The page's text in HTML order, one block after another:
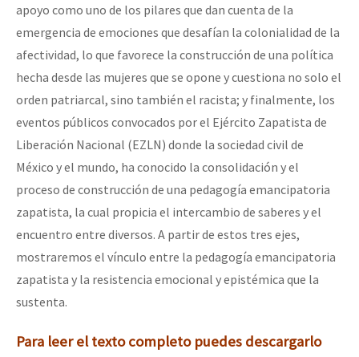
apoyo como uno de los pilares que dan cuenta de la
emergencia de emociones que desafían la colonialidad de la
afectividad, lo que favorece la construcción de una política
hecha desde las mujeres que se opone y cuestiona no solo el
orden patriarcal, sino también el racista; y finalmente, los
eventos públicos convocados por el Ejército Zapatista de
Liberación Nacional (EZLN) donde la sociedad civil de
México y el mundo, ha conocido la consolidación y el
proceso de construcción de una pedagogía emancipatoria
zapatista, la cual propicia el intercambio de saberes y el
encuentro entre diversos. A partir de estos tres ejes,
mostraremos el vínculo entre la pedagogía emancipatoria
zapatista y la resistencia emocional y epistémica que la
sustenta.
Para leer el texto completo puedes descargarlo